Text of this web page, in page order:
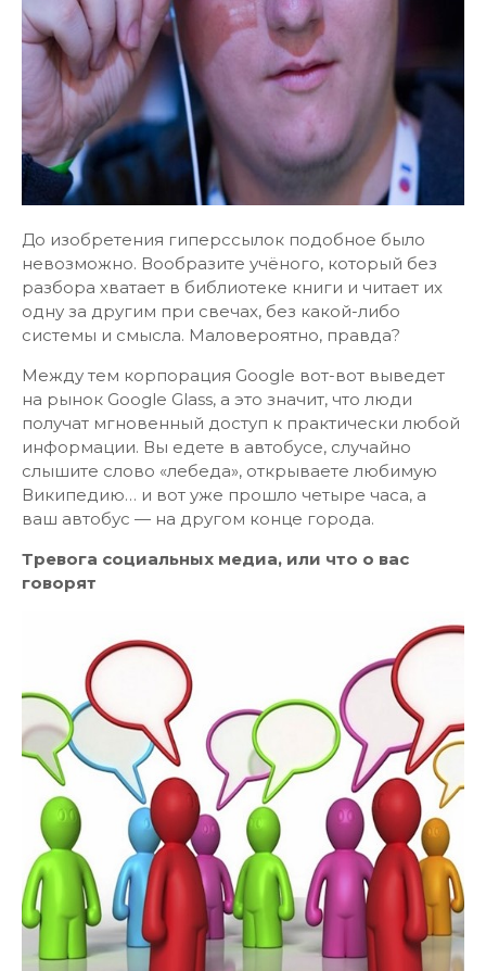
До изобретения гиперссылок подобное было
невозможно. Вообразите учёного, который без
разбора хватает в библиотеке книги и читает их
одну за другим при свечах, без какой-либо
системы и смысла. Маловероятно, правда?
Между тем корпорация Google вот-вот выведет
на рынок Google Glass, а это значит, что люди
получат мгновенный доступ к практически любой
информации. Вы едете в автобусе, случайно
слышите слово «лебеда», открываете любимую
Википедию… и вот уже прошло четыре часа, а
ваш автобус — на другом конце города.
Тревога социальных медиа, или что о вас
говорят